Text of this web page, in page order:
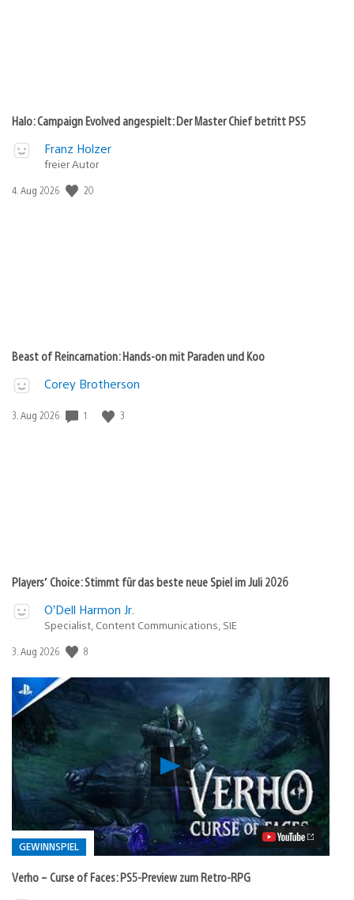
Halo: Campaign Evolved angespielt: Der Master Chief betritt PS5
Franz Holzer
freier Autor
Veröffentlichungsdatum:
4. Aug 2026 20
Beast of Reincarnation: Hands-on mit Paraden und Koo
Corey Brotherson
Veröffentlichungsdatum:
3. Aug 2026 1 3
Players’ Choice: Stimmt für das beste neue Spiel im Juli 2026
O’Dell Harmon Jr.
Specialist, Content Communications, SIE
Veröffentlichungsdatum:
3. Aug 2026 8
Verho
–
Curse
of
Faces:
PS5-
Preview
zum
Retro-
GEWINNSPIEL
Verho – Curse of Faces: PS5-Preview zum Retro-RPG